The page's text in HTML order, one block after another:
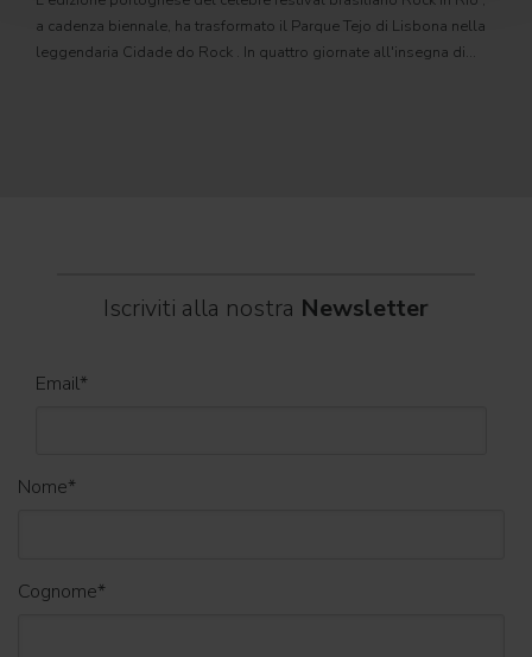
a cadenza biennale, ha trasformato il Parque Tejo di Lisbona nella
leggendaria Cidade do Rock . In quattro giornate all'insegna di
Iscriviti alla nostra Newsletter
Email*
Nome*
Cognome*